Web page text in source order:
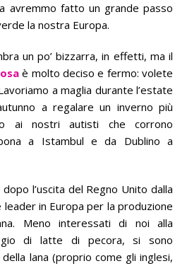
avremmo fatto un grande passo
la nostra Europa.
un po’ bizzarra, in effetti, ma il
è molto deciso e fermo: volete
a maglia durante l’estate
a regalare un inverno più
ai nostri autisti che corrono
a Istambul e da Dublino a
l’uscita del Regno Unito dalla
leader in Europa per la produzione
Meno interessati di noi alla
di latte di pecora, si sono
lana (proprio come gli inglesi,